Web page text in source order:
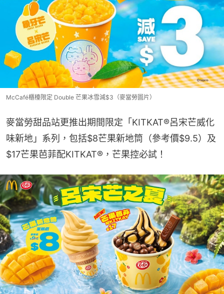
McCafé櫃檯限定 Double 芒果冰雪減$3（麥當勞圖片）
麥當勞甜品站更推出期間限定「KITKAT®呂宋芒威化
味新地」系列，包括$8芒果新地筒（參考價$9.5）及
$17芒果芭菲配KITKAT®​，芒果控必試！